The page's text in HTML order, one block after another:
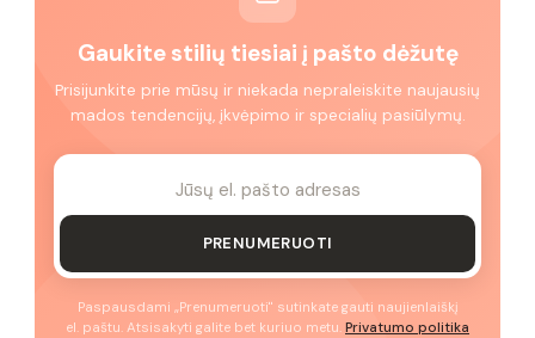
Gaukite stilių tiesiai į pašto dėžutę
Prisijunkite prie mūsų ir niekada nepraleiskite naujausių
mados tendencijų, įkvėpimo ir specialių pasiūlymų.
PRENUMERUOTI
Paspausdami „Prenumeruoti" sutinkate gauti naujienlaiškį
el. paštu. Atsisakyti galite bet kuriuo metu. Privatumo politika